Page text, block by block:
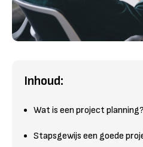
Inhoud:
Wat is een project planning?
Stapsgewijs een goede